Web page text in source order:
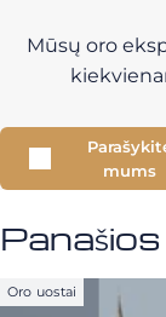
Mūsų oro
mums
Oro uostai